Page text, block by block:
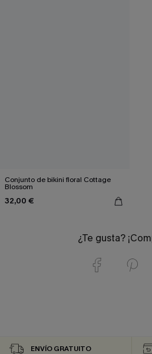
Conjunto de bikini floral Cottage
Blossom
32,00 €
¿Te gusta?
ENVÍO GRATUITO